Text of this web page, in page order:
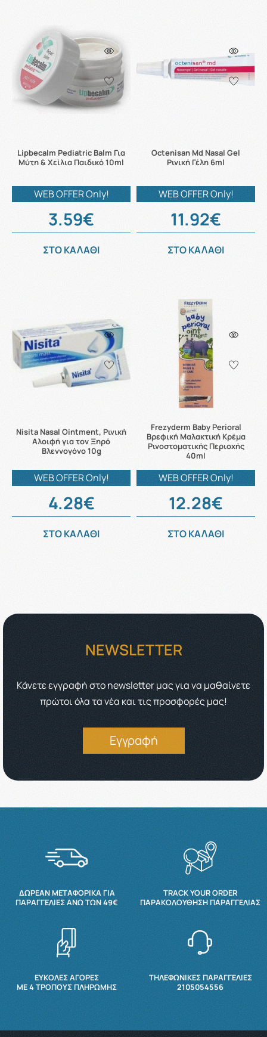
Lipbecalm Pediatric Balm Για
Μύτη & Χείλια Παιδικό 10ml
WEB OFFER Only!
3.59€
ΣΤΟ ΚΑΛΑΘΙ
Octenisan Md Nasal Gel
Ρινική Γέλη 6ml
WEB OFFER Only!
11.92€
ΣΤΟ ΚΑΛΑΘΙ
Nisita Nasal Ointment, Ρινική
Αλοιφή για τον Ξηρό
Βλεννογόνο 10g
WEB OFFER Only!
4.28€
ΣΤΟ ΚΑΛΑΘΙ
Frezyderm Baby Perioral
Βρεφική Μαλακτική Κρέμα
Ρινοστοματικής Περιοχής
40ml
WEB OFFER Only!
12.28€
ΣΤΟ ΚΑΛΑΘΙ
NEWSLETTER
Κάνετε εγγραφή στο newsletter μας για να μαθαίνετε
πρώτοι όλα τα νέα και τις προσφορές μας!
Εγγραφή
ΔΩΡΕΆΝ ΜΕΤΑΦΟΡΙΚΆ ΓΙΑ
ΠΑΡΑΓΓΕΛΊΕΣ ΆΝΩ ΤΩΝ 49€
TRACK YOUR ORDER
ΠΑΡΑΚΟΛΟΎΘΗΣΗ ΠΑΡΑΓΓΕΛΊΑΣ
ΕΥΚΟΛΕΣ ΑΓΟΡΕΣ
ΜΕ 4 ΤΡΌΠΟΥΣ ΠΛΗΡΩΜΉΣ
ΤΗΛΕΦΩΝΙΚΕΣ ΠΑΡΑΓΓΕΛΙΕΣ
2105054556